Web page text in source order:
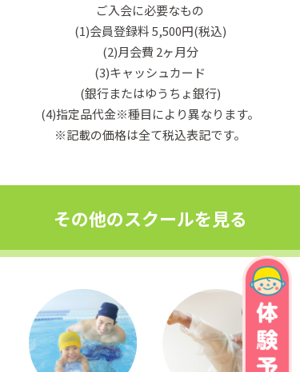
ご入会に必要なもの
(1)会員登録料 5,500円(税込)
(2)月会費 2ヶ月分
(3)キャッシュカード
(銀行またはゆうちょ銀行)
(4)指定品代金※種目により異なります。
※記載の価格は全て税込表記です。
その他のスクールを見る